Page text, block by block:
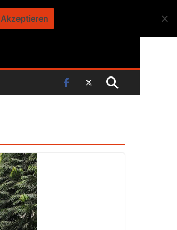
Akzeptieren